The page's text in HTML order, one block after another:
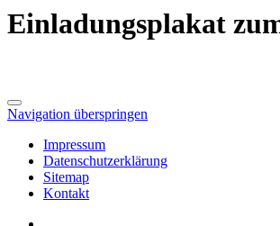
Einladungsplakat
Navigation überspringen
Impressum
Datenschutzerklärung
Sitemap
Kontakt